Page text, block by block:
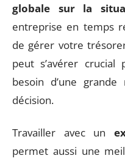
globale sur la
entreprise en temps
de gérer votre
peut s’avérer
besoin d’une
décision.
Travailler avec un
permet aussi une